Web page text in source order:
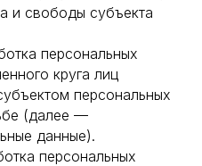
и свободы субъекта
персональных
круга лиц
персональных
(далее —
данные).
персональных